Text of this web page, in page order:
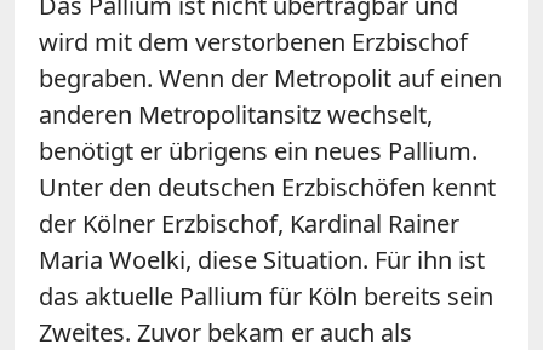
wird mit dem verstorbenen Erzbischof
begraben. Wenn der Metropolit auf einen
anderen Metropolitansitz wechselt,
benötigt er übrigens ein neues Pallium.
Unter den deutschen Erzbischöfen kennt
der Kölner Erzbischof, Kardinal Rainer
Maria Woelki, diese Situation. Für ihn ist
das aktuelle Pallium für Köln bereits sein
Zweites. Zuvor bekam er auch als